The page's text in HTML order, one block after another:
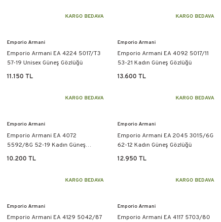
KARGO BEDAVA KARGO BEDAVA
Emporio Armani
Emporio Armani EA 4224 5017/T3
57-19 Unisex Güneş Gözlüğü
11.150 TL
KARGO BEDAVA
Emporio Armani
Emporio Armani EA 4092 5017/11
53-21 Kadın Güneş Gözlüğü
13.600 TL
KARGO BEDAVA
Emporio Armani
Emporio Armani EA 4072
5592/8G 52-19 Kadın Güneş
Gözlüğü
10.200 TL
KARGO BEDAVA
Emporio Armani
Emporio Armani EA 2045 3015/6G
62-12 Kadın Güneş Gözlüğü
12.950 TL
KARGO BEDAVA
Emporio Armani
Emporio Armani EA 4129 5042/87
Emporio Armani
Emporio Armani EA 4117 5703/80